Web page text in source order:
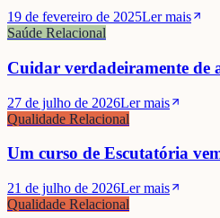
19 de fevereiro de 2025Ler mais
Saúde Relacional
Cuidar verdadeiramente de
27 de julho de 2026Ler mais
Qualidade Relacional
Um curso de Escutatória
21 de julho de 2026Ler mais
Qualidade Relacional